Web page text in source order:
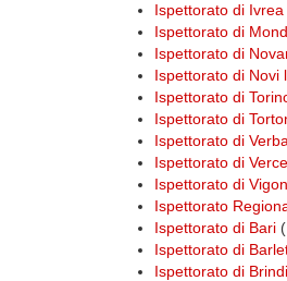
Ispettorato di Ivrea
Ispettorato di
Ispettorato di
Ispettorato di Novi
Ispettorato di
Ispettorato di
Ispettorato di
Ispettorato di
Ispettorato di
Ispettorato
Ispettorato di Bari
Ispettorato di
Ispettorato di